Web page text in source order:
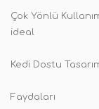
Çok Yönlü
ideal
Kedi Dostu
Faydaları